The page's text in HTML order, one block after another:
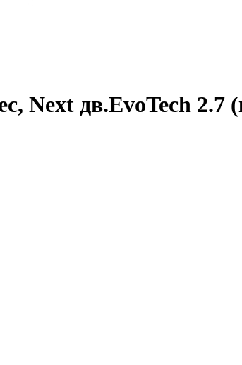
Next дв.EvoTech 2.7